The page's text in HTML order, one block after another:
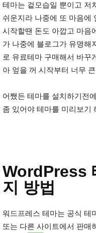
테마는 겉모습일 뿐이고 저
쉬운지라 나중에 또 마음에
시작할땐 돈도 아깝고 마음
가 나중에 블로그가 유명해
로 유료테마 구매해서 바꾸
아 엎을 꺼 시작부터 너무
어쨌든 테마를 설치하기전
좀 있어야 테마를 미리보기
WordPress
지 방법
워드프레스 테마는 공식 테
또는 다른 사이트에서 판매